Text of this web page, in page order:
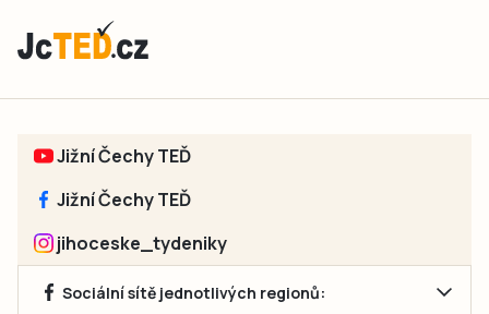
Jižní Čechy TEĎ
Jižní Čechy TEĎ
jihoceske_tydeniky
Sociální sítě jednotlivých regionů: